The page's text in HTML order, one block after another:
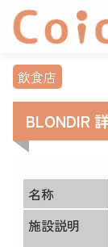
飲食店
BLONDIR
名称
施設説明